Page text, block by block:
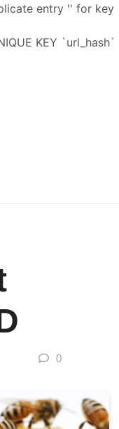
entry '' for key
KEY `url_hash`
0